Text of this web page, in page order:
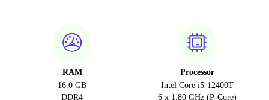
RAM
16.0 GB
DDR4
Processor
Intel Core i5-12400T
6 x 1.80 GHz (P-Core)